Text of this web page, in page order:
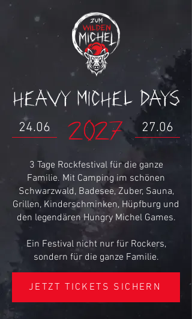
Heavy Michel Days
24.06 2027 27.06
3 Tage Rockfestival für die ganze
Familie. Mit Camping im schönen
Schwarzwald, Badesee, Zuber, Sauna,
Grillen, Kinderschminken, Hüpfburg und
den legendären Hungry Michel Games.
Ein Festival nicht nur für Rockers,
sondern für die ganze Familie.
JETZT TICKETS SICHERN